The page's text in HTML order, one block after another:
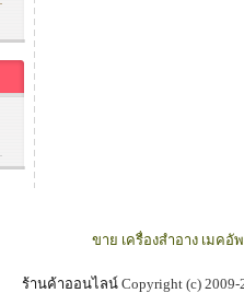
ขาย เครื่องสำอาง เมค
ร้านค้าออนไลน์Copyright (c)